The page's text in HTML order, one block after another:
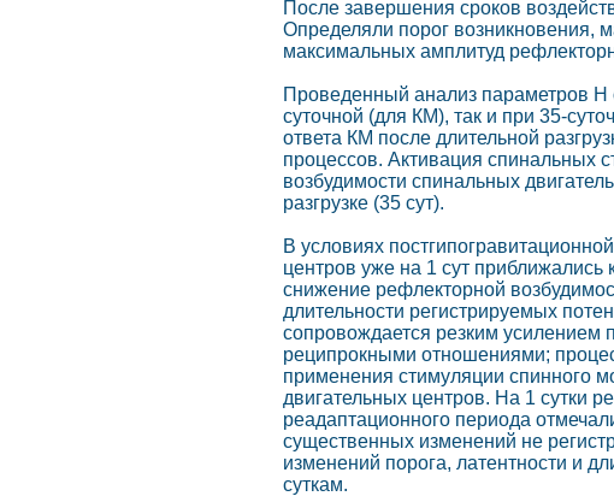
После завершения сроков
Определяли порог возникновения,
максимальных амплитуд
Проведенный анализ параметров
суточной (для КМ), так и при 35-
ответа КМ после длительной
процессов. Активация спинальных
возбудимости спинальных
разгрузке (35 сут).
В условиях
центров уже на 1 сут
снижение рефлекторной
длительности регистрируемых
сопровождается резким
реципрокными отношениями;
применения стимуляции спинного
двигательных центров. На 1 сутки
реадаптационного периода
существенных изменений не
изменений порога, латентности и
суткам.